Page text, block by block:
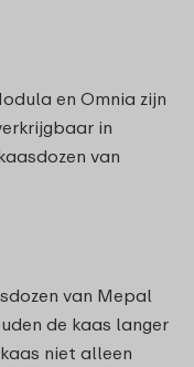
en Omnia zijn
in
van
van Mepal
de kaas langer
niet alleen